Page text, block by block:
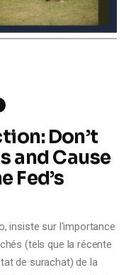
Don’t
and Cause
Fed’s
insiste sur l'importance
(tels que la récente
de surachat) de la